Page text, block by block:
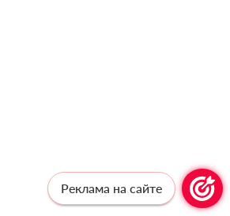
Реклама на сайте